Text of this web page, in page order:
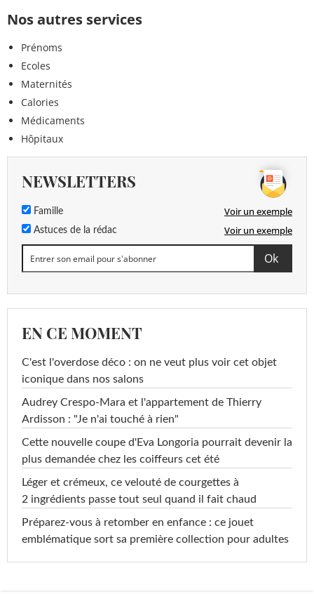
Nos autres services
Prénoms
Ecoles
Maternités
Calories
Médicaments
Hôpitaux
NEWSLETTERS
Famille Voir un exemple
Astuces de la rédac Voir un exemple
EN CE MOMENT
C'est l'overdose déco : on ne veut plus voir cet objet
iconique dans nos salons
Audrey Crespo-Mara et l'appartement de Thierry
Ardisson : "Je n'ai touché à rien"
Cette nouvelle coupe d'Eva Longoria pourrait devenir la
plus demandée chez les coiffeurs cet été
Léger et crémeux, ce velouté de courgettes à
2 ingrédients passe tout seul quand il fait chaud
Préparez-vous à retomber en enfance : ce jouet
emblématique sort sa première collection pour adultes